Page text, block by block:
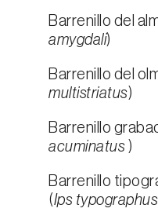
Barrenillo del
amygdali)
Barrenillo del
multistriatus)
Barrenillo
acuminatus )
Barrenillo
(Ips typographus